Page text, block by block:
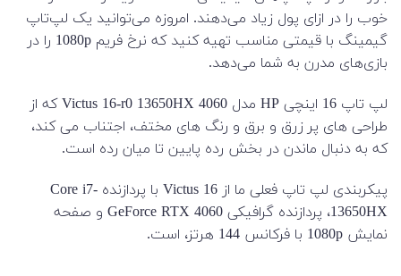
خوب را در ازای پول زیاد می‌دهند. امروزه می‌توانید یک لپ‌تاپ
گیمینگ با قیمتی مناسب تهیه کنید که نرخ فریم 1080p را در
بازی‌های مدرن به شما می‌دهد.
لپ تاپ 16 اینچی HP مدل Victus 16-r0 13650HX 4060 که از
طراحی های پر زرق و برق و رنگ های مختف، اجتناب می کند،
که به دنبال ماندن در بخش رده پایین تا میان رده است.
پیکربندی لپ تاپ فعلی ما از Victus 16 با پردازنده Core i7-
13650HX، پردازنده گرافیکی GeForce RTX 4060 و صفحه
نمایش 1080p با فرکانس 144 هرتز، است.